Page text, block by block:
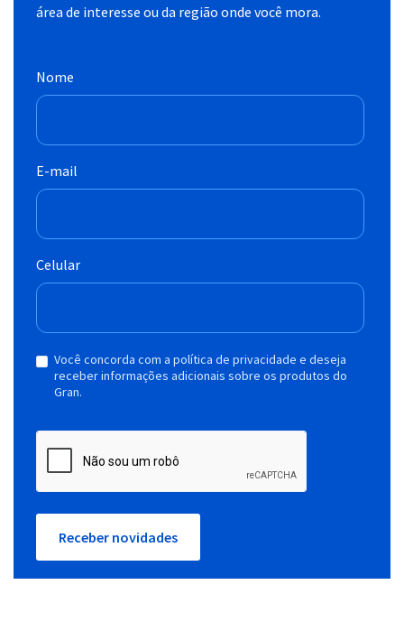
área de interesse ou da região onde você mora.
Nome
E-mail
Celular
Você concorda com a política de privacidade e deseja
receber informações adicionais sobre os produtos do
Gran.
Receber novidades